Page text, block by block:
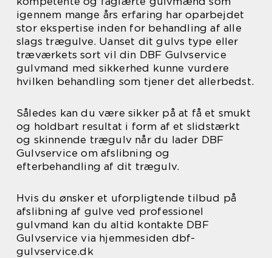
igennem mange års erfaring har oparbejdet
stor ekspertise inden for behandling af alle
slags trægulve. Uanset dit gulvs type eller
træværkets sort vil din DBF Gulvservice
gulvmand med sikkerhed kunne vurdere
hvilken behandling som tjener det allerbedst.
Således kan du være sikker på at få et smukt
og holdbart resultat i form af et slidstærkt
og skinnende trægulv når du lader DBF
Gulvservice om afslibning og
efterbehandling af dit trægulv.
Hvis du ønsker et uforpligtende tilbud på
afslibning af gulve ved professionel
gulvmand kan du altid kontakte DBF
Gulvservice via hjemmesiden dbf-
gulvservice.dk